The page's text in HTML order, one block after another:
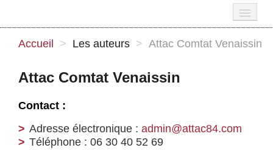
Nos idées
Se mobiliser
Publications
Accueil > Les auteurs > Attac Comtat Venaissin
Attac Comtat Venaissin
Contact :
Adresse électronique : admin@attac84.com
Téléphone : 06 30 40 52 69